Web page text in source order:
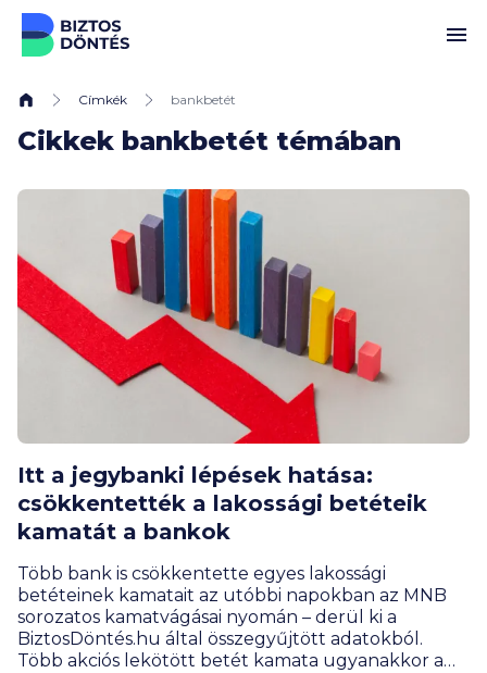
Ugrás a tartalomhoz
Címkék bankbetét
Cikkek bankbetét témában
Itt a jegybanki lépések hatása:
csökkentették a lakossági betéteik
kamatát a bankok
Több bank is csökkentette egyes lakossági
betéteinek kamatait az utóbbi napokban az MNB
sorozatos kamatvágásai nyomán – derül ki a
BiztosDöntés.hu által összegyűjtött adatokból.
Több akciós lekötött betét kamata ugyanakkor a